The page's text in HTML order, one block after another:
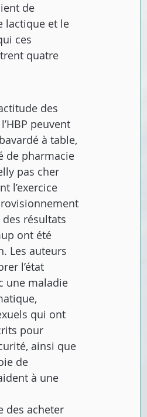
de
lactique et le
ces
quatre
des
peuvent
à table,
de pharmacie
pas cher
l’exercice
résultats
ont été
Les auteurs
l’état
une maladie
qui ont
pour
ainsi que
de
à une
des acheter